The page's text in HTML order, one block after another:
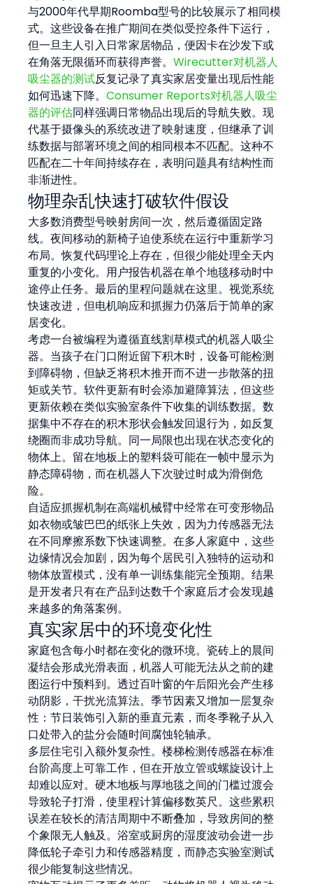
与2000年代早期Roomba型号的比较展示了相同模
式。这些设备在推广期间在类似受控条件下运行，
但一旦主人引入日常家居物品，便因卡在沙发下或
在角落无限循环而获得声誉。Wirecutter对机器人
吸尘器的测试反复记录了真实家居变量出现后性能
如何迅速下降。Consumer Reports对机器人吸尘
器的评估同样强调日常物品出现后的导航失败。现
代基于摄像头的系统改进了映射速度，但继承了训
练数据与部署环境之间的相同根本不匹配。这种不
匹配在二十年间持续存在，表明问题具有结构性而
非渐进性。
物理杂乱快速打破软件假设
大多数消费型号映射房间一次，然后遵循固定路
线。夜间移动的新椅子迫使系统在运行中重新学习
布局。恢复代码理论上存在，但很少能处理全天内
重复的小变化。用户报告机器在单个地毯移动时中
途停止任务。最后的里程问题就在这里。视觉系统
快速改进，但电机响应和抓握力仍落后于简单的家
居变化。
考虑一台被编程为遵循直线割草模式的机器人吸尘
器。当孩子在门口附近留下积木时，设备可能检测
到障碍物，但缺乏将积木推开而不进一步散落的扭
矩或关节。软件更新有时会添加避障算法，但这些
更新依赖在类似实验室条件下收集的训练数据。数
据集中不存在的积木形状会触发回退行为，如反复
绕圈而非成功导航。同一局限也出现在状态变化的
物体上。留在地板上的塑料袋可能在一帧中显示为
静态障碍物，而在机器人下次驶过时成为滑倒危
险。
自适应抓握机制在高端机械臂中经常在可变形物品
如衣物或皱巴巴的纸张上失效，因为力传感器无法
在不同摩擦系数下快速调整。在多人家庭中，这些
边缘情况会加剧，因为每个居民引入独特的运动和
物体放置模式，没有单一训练集能完全预期。结果
是开发者只有在产品到达数千个家庭后才会发现越
来越多的角落案例。
真实家居中的环境变化性
家庭包含每小时都在变化的微环境。瓷砖上的晨间
凝结会形成光滑表面，机器人可能无法从之前的建
图运行中预料到。透过百叶窗的午后阳光会产生移
动阴影，干扰光流算法。季节因素又增加一层复杂
性：节日装饰引入新的垂直元素，而冬季靴子从入
口处带入的盐分会随时间腐蚀轮轴承。
多层住宅引入额外复杂性。楼梯检测传感器在标准
台阶高度上可靠工作，但在开放立管或螺旋设计上
却难以应对。硬木地板与厚地毯之间的门槛过渡会
导致轮子打滑，使里程计算偏移数英尺。这些累积
误差在较长的清洁周期中不断叠加，导致房间的整
个象限无人触及。浴室或厨房的湿度波动会进一步
降低轮子牵引力和传感器精度，而静态实验室测试
很少能复制这些情况。